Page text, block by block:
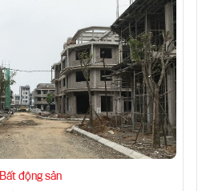
Bất động sản